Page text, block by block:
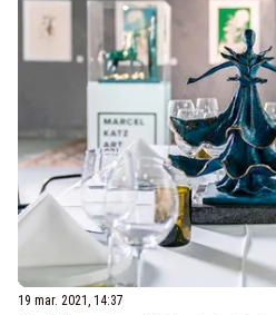
19 mar. 2021, 14:37